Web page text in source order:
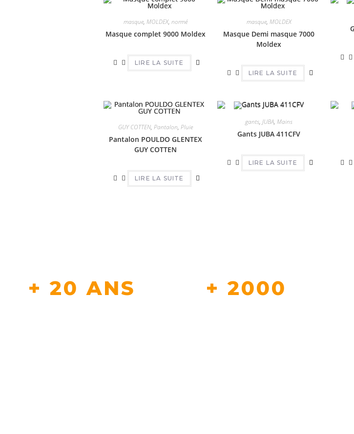
masque, MOLDEX, normé
Masque complet 9000 Moldex
LIRE LA SUITE
masque, MOLDEX
Masque Demi masque 7000
Moldex
LIRE LA SUITE
GUY COTTEN, Pantalon, Pluie
Pantalon POULDO GLENTEX
GUY COTTEN
LIRE LA SUITE
gants,JUBA,Mains
Gants JUBA 411CFV
LIRE LA SUITE
+ 20 ANS + 2000